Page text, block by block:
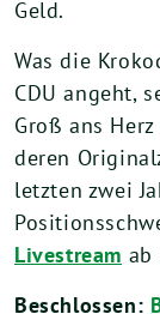
Geld.
Was die
CDU angeht,
Groß ans
deren
letzten zwei
Livestream ab
Beschlossen: